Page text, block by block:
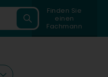
Finden Sie
einen
Fachmann